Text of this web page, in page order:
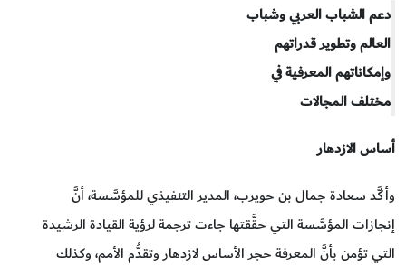
دعم الشباب العربي وشباب
العالم وتطوير قدراتهم
وإمكاناتهم المعرفية في
مختلف المجالات
أساس الازدهار
وأكَّد سعادة جمال بن حويرب، المدير التنفيذي للمؤسَّسة، أنَّ
إنجازات المؤسَّسة التي حقَّقتها جاءت ترجمة لرؤية القيادة الرشيدة
التي تؤمن بأنَّ المعرفة حجر الأساس لازدهار وتقدُّم الأمم، وكذلك